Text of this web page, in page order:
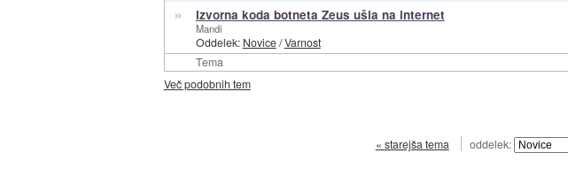
Tema
» Izvorna koda botneta Zeus ušla na internet
Mandi
Oddelek: Novice/Varnost
Več podobnih tem
« starejša tema oddelek: